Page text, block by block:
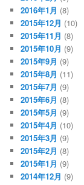
2016年1月 (8)
2015年12月 (10)
2015年11月 (8)
2015年10月 (9)
2015年9月 (9)
2015年8月 (11)
2015年7月 (9)
2015年6月 (8)
2015年5月 (9)
2015年4月 (10)
2015年3月 (9)
2015年2月 (8)
2015年1月 (9)
2014年12月 (9)